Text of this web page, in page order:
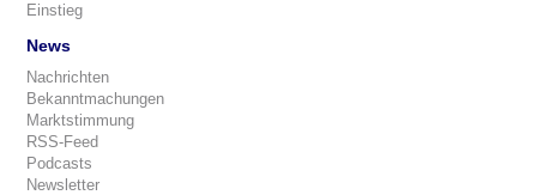
Einstieg
News
Nachrichten
Bekanntmachungen
Marktstimmung
RSS-Feed
Podcasts
Newsletter